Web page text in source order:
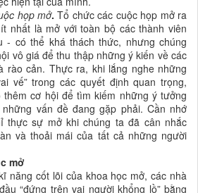
họp mở. Tổ chức các cuộc họp mở ra
nhất là mở với toàn bộ các thành viên
- có thể khá thách thức, nhưng chúng
vô giá để thu thập những ý kiến về các
rào cản. Thực ra, khi lắng nghe những
vế” trong các quyết định quan trọng,
cơ hội để tìm kiếm những ý tưởng
vấn đề đang gặp phải. Cần nhớ
thực sự mở khi chúng ta đã cân nhắc
và thoải mái của tất cả những người
mở
năng cốt lõi của khoa học mở, các nhà
“đứng trên vai người khổng lồ” bằng